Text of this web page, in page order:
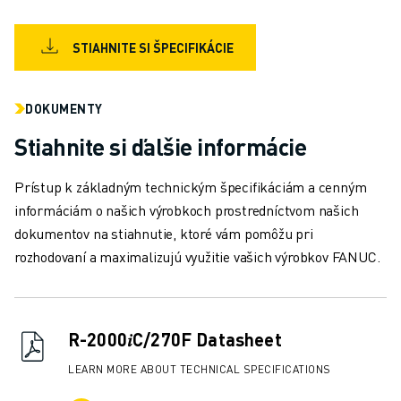
LAKOVANIE
PALETIZÁCIA
VIZUÁLNA KONTROLA
PRÍPADOVÉ ŠTÚDIE
STAROSTLIVOSŤ O ZÁKAZNÍKOV
PLÁNY SPOLOČNOSTI FANUC
VZDIALENÁ TECHNICKÁ PODPORA
NÁSTROJE DIGITÁLNYCH SLUŽIEB
E-SHOP
STIAHNITE SI ŠPECIFIKÁCIE
DOKUMENTY
Stiahnite si ďalšie informácie
Prístup k základným technickým špecifikáciám a cenným
informáciám o našich výrobkoch prostredníctvom našich
dokumentov na stiahnutie, ktoré vám pomôžu pri
rozhodovaní a maximalizujú využitie vašich výrobkov FANUC.
R-2000𝑖C/270F Datasheet
LEARN MORE ABOUT TECHNICAL SPECIFICATIONS